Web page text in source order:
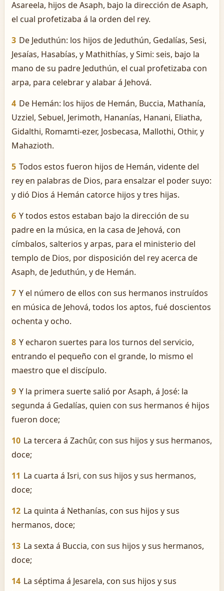
Asareela, hijos de Asaph, bajo la dirección de Asaph,
el cual profetizaba á la orden del rey.
3 De Jeduthún: los hijos de Jeduthún, Gedalías, Sesi,
Jesaías, Hasabías, y Mathithías, y Simi: seis, bajo la
mano de su padre Jeduthún, el cual profetizaba con
arpa, para celebrar y alabar á Jehová.
4 De Hemán: los hijos de Hemán, Buccia, Mathanía,
Uzziel, Sebuel, Jerimoth, Hananías, Hanani, Eliatha,
Gidalthi, Romamti-ezer, Josbecasa, Mallothi, Othir, y
Mahazioth.
5 Todos estos fueron hijos de Hemán, vidente del
rey en palabras de Dios, para ensalzar el poder suyo:
y dió Dios á Hemán catorce hijos y tres hijas.
6 Y todos estos estaban bajo la dirección de su
padre en la música, en la casa de Jehová, con
címbalos, salterios y arpas, para el ministerio del
templo de Dios, por disposición del rey acerca de
Asaph, de Jeduthún, y de Hemán.
7 Y el número de ellos con sus hermanos instruídos
en música de Jehová, todos los aptos, fué doscientos
ochenta y ocho.
8 Y echaron suertes para los turnos del servicio,
entrando el pequeño con el grande, lo mismo el
maestro que el discípulo.
9 Y la primera suerte salió por Asaph, á José: la
segunda á Gedalías, quien con sus hermanos é hijos
fueron doce;
10 La tercera á Zachûr, con sus hijos y sus hermanos,
doce;
11 La cuarta á Isri, con sus hijos y sus hermanos,
doce;
12 La quinta á Nethanías, con sus hijos y sus
hermanos, doce;
13 La sexta á Buccia, con sus hijos y sus hermanos,
doce;
14 La séptima á Jesarela, con sus hijos y sus